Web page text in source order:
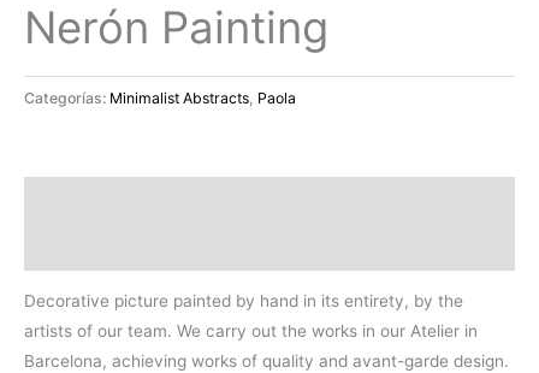
Nerón Painting
Categorías: Minimalist Abstracts Paola
Decorative picture painted by hand in its entirety, by the
artists of our team. We carry out the works in our Atelier in
Barcelona, achieving works of quality and avant-garde design.